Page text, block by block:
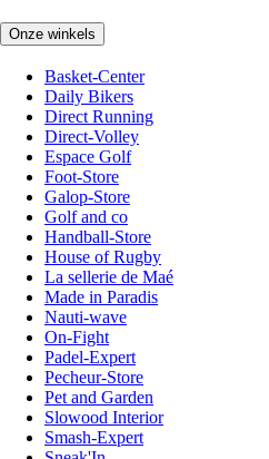
Onze winkels
Basket-Center
Daily Bikers
Direct Running
Direct-Volley
Espace Golf
Foot-Store
Galop-Store
Golf and co
Handball-Store
House of Rugby
La sellerie de Maé
Made in Paradis
Nauti-wave
On-Fight
Padel-Expert
Pecheur-Store
Pet and Garden
Slowood Interior
Smash-Expert